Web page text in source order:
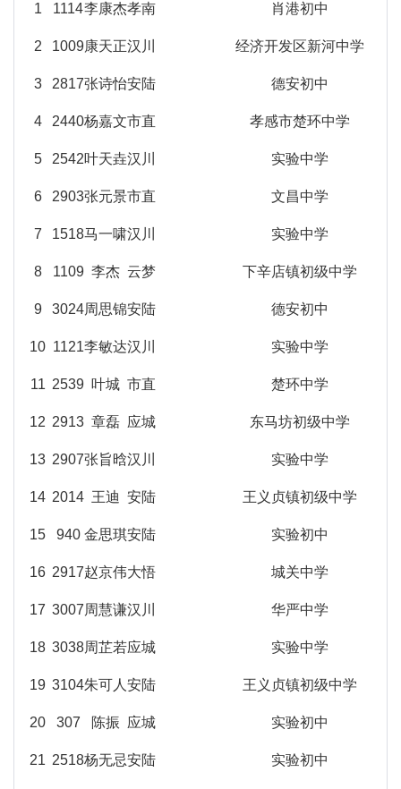
1 1114李康杰孝南 肖港初中
2 1009康天正汉川 经济开发区新河中学
3 2817张诗怡安陆 德安初中
4 2440杨嘉文市直 孝感市楚环中学
5 2542叶天垚汉川 实验中学
6 2903张元景市直 文昌中学
7 1518马一啸汉川 实验中学
8 1109 李杰 云梦 下辛店镇初级中学
9 3024周思锦安陆 德安初中
10 1121李敏达汉川 实验中学
11 2539 叶城 市直 楚环中学
12 2913 章磊 应城 东马坊初级中学
13 2907张旨晗汉川 实验中学
14 2014 王迪 安陆 王义贞镇初级中学
15 940 金思琪安陆 实验初中
16 2917赵京伟大悟 城关中学
17 3007周慧谦汉川 华严中学
18 3038周芷若应城 实验中学
19 3104朱可人 安陆 王义贞镇初级中学
20 307 陈振 应城 实验初中
21 2518杨无忌安陆 实验初中